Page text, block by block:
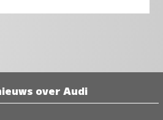
over Audi